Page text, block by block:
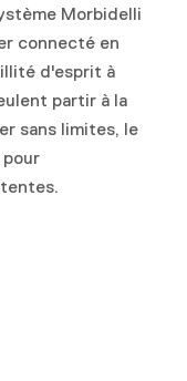
Morbidelli
connecté en
d'esprit à
partir à la
sans limites, le